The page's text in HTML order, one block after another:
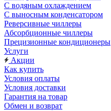
С водяным охлаждением
С выносным конденсатором
Реверсивные чиллеры
Абсорбционные чиллеры
Прецизионные кондиционеры
Услуги
Акции
Как купить
Условия оплаты
Условия доставки
Гарантия на товар
Обмен и возврат